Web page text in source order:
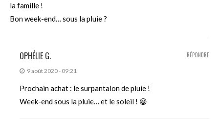
la famille !
Bon week-end… sous la pluie ?
OPHÉLIE G.
9 août 2020 - 09:21
Prochain achat : le surpantalon de pluie !
Week-end sous la pluie… et le soleil ! 😀
RÉPONDRE